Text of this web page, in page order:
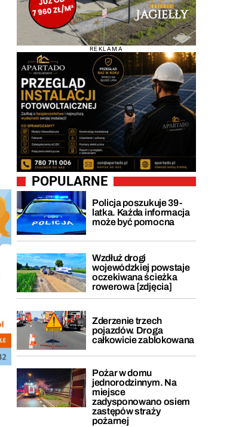
REKLAMA
POPULARNE
Policja poszukuje 39-
latka. Każda informacja
może być pomocna
Wzdłuż drogi
wojewódzkiej powstaje
oczekiwana ścieżka
rowerowa [zdjęcia]
Zderzenie trzech
pojazdów. Droga
całkowicie zablokowana
Pożar w domu
jednorodzinnym. Na
miejsce
zadysponowano osiem
zastępów straży
pożarnej